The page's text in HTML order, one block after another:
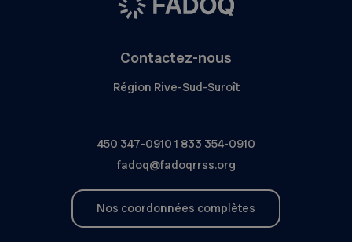
Contactez-nous
Région Rive-Sud-Suroît
450 347-0910 1 833 354-0910
fadoq@fadoqrrss.org
Nos coordonnées complètes